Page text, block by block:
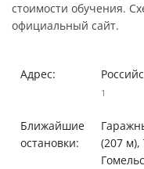
стоимости обучения.
официальный сайт.
Адрес:
1
Ближайшие
остановки:
(207 м),